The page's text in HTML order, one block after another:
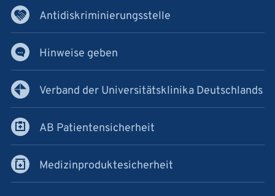
Antidiskriminierungsstelle
Hinweise geben
Verband der Universitätsklinika Deutschlands
AB Patientensicherheit
Medizinproduktesicherheit